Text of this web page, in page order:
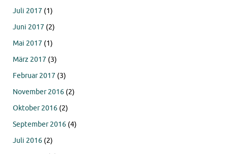
Juli 2017 (1)
Juni 2017 (2)
Mai 2017 (1)
März 2017 (3)
Februar 2017 (3)
November 2016 (2)
Oktober 2016 (2)
September 2016 (4)
Juli 2016 (2)